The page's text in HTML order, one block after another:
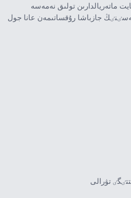
ماتەريالدارىن تولىق نەمەسە
جازباشا رۇقساتىمەن عانا جول